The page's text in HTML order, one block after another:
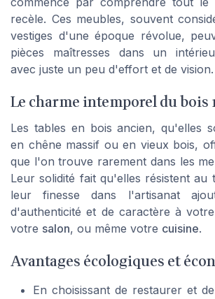
recèle. Ces meubles, souvent
vestiges d'une époque révolue,
pièces maîtresses dans un
avec juste un peu d'effort et de vision.
Le charme intemporel du bois
Les tables en bois ancien, qu'elles
en chêne massif ou en vieux bois,
que l'on trouve rarement dans les
Leur solidité fait qu'elles résistent au
leur finesse dans l'artisanat
d'authenticité et de caractère à votre
votre salon, ou même votre cuisine.
Avantages écologiques et
En choisissant de restaurer et